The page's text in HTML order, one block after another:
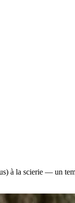
à la scierie — un